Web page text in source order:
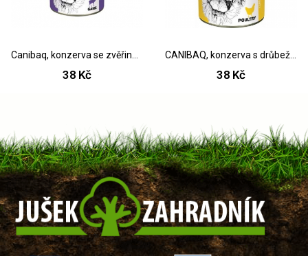
Canibaq, konzerva se zvěřinou, 1250 g
38 Kč
CANIBAQ, konzerva s drůbežím masem, 1250g
38 Kč